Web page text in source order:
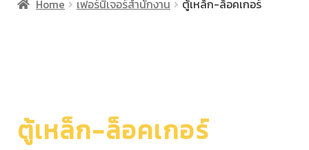
Home เฟอร์นิเจอร์สำนักงาน ตู้เหล็ก-ล็อคเกอร์
ตู้เหล็ก-ล็อคเกอร์